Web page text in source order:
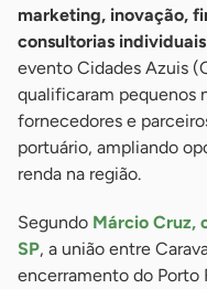
marketing, inovação,
consultorias
evento Cidades Azuis
qualificaram pequenos
fornecedores e
portuário, ampliando
renda na região.
Segundo Márcio Cruz,
SP, a união entre
encerramento do Porto